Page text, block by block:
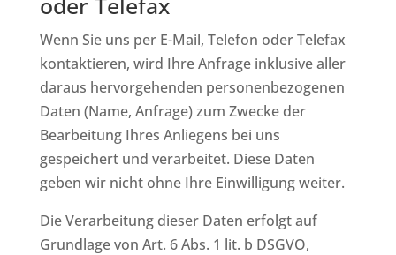
Wenn Sie uns per E-Mail, Telefon oder Telefax
kontaktieren, wird Ihre Anfrage inklusive aller
daraus hervorgehenden personenbezogenen
Daten (Name, Anfrage) zum Zwecke der
Bearbeitung Ihres Anliegens bei uns
gespeichert und verarbeitet. Diese Daten
geben wir nicht ohne Ihre Einwilligung weiter.
Die Verarbeitung dieser Daten erfolgt auf
Grundlage von Art. 6 Abs. 1 lit. b DSGVO,